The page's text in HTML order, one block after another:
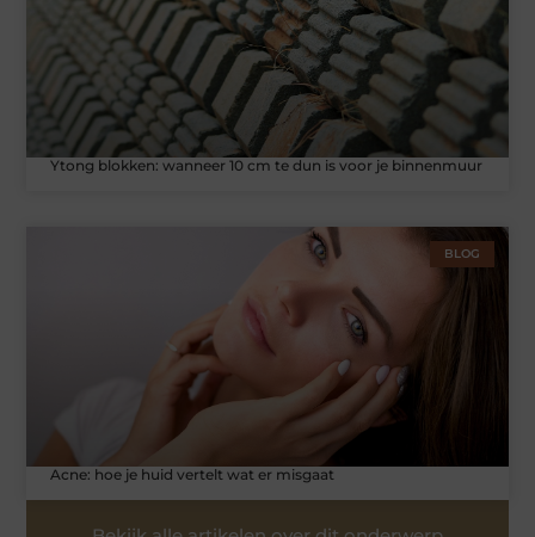
Ytong blokken: wanneer 10 cm te dun is voor je binnenmuur
BLOG
Acne: hoe je huid vertelt wat er misgaat